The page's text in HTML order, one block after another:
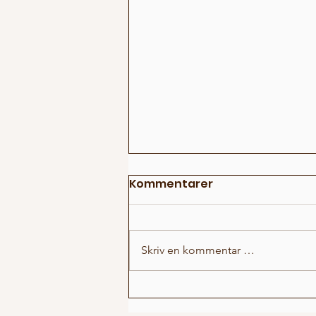
Høy stemning på Pride
Kommentarer
Skriv en kommentar …